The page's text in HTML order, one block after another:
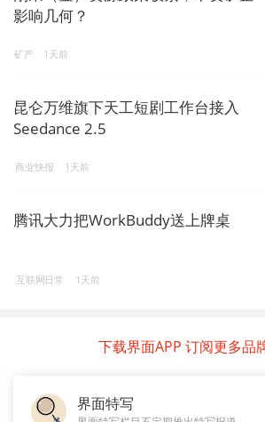
影响几何？
矿产 1天前
昆仑万维旗下天工短剧工作台接入
Seedance 2.5
商业快报 1天前
腾讯大力把WorkBuddy送上牌桌
互联网日常 1天前
下载界面APP 订阅更多品
界面特写